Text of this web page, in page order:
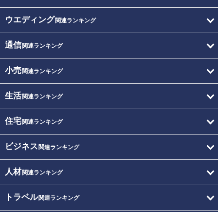
ウエディング関連ランキング
通信関連ランキング
小売関連ランキング
生活関連ランキング
住宅関連ランキング
ビジネス 関連ランキング
人材関連ランキング
トラベル関連ランキング